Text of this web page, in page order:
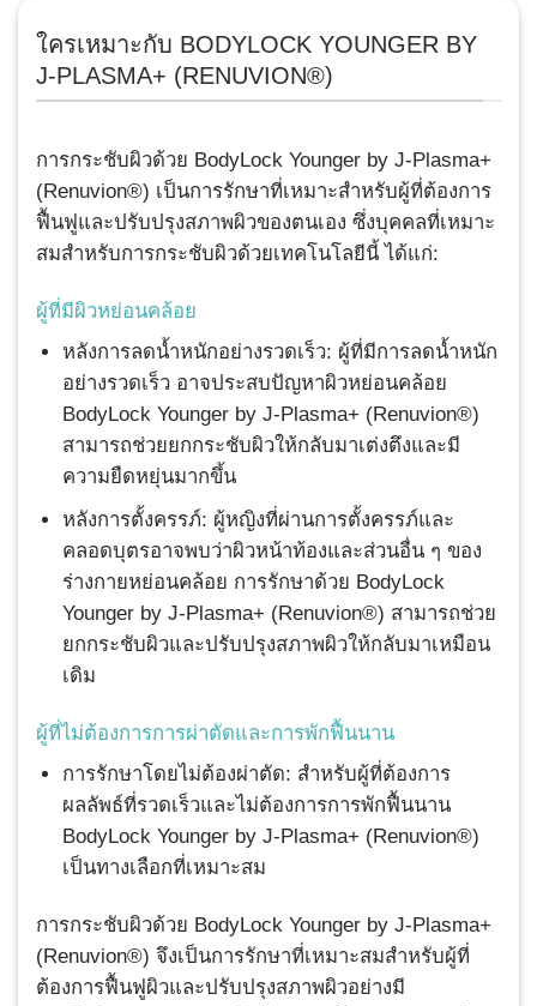
ใครเหมาะกับ BODYLOCK YOUNGER BY
J-PLASMA+ (RENUVION®)
การกระชับผิวด้วย BodyLock Younger by J-Plasma+
(Renuvion®) เป็นการรักษาที่เหมาะสำหรับผู้ที่ต้องการ
ฟื้นฟูและปรับปรุงสภาพผิวของตนเอง ซึ่งบุคคลที่เหมาะ
สมสำหรับการกระชับผิวด้วยเทคโนโลยีนี้ ได้แก่:
ผู้ที่มีผิวหย่อนคล้อย
หลังการลดน้ำหนักอย่างรวดเร็ว: ผู้ที่มีการลดน้ำหนัก
อย่างรวดเร็ว อาจประสบปัญหาผิวหย่อนคล้อย
BodyLock Younger by J-Plasma+ (Renuvion®)
สามารถช่วยยกกระชับผิวให้กลับมาเต่งตึงและมี
ความยืดหยุ่นมากขึ้น
หลังการตั้งครรภ์: ผู้หญิงที่ผ่านการตั้งครรภ์และ
คลอดบุตรอาจพบว่าผิวหน้าท้องและส่วนอื่น ๆ ของ
ร่างกายหย่อนคล้อย การรักษาด้วย BodyLock
Younger by J-Plasma+ (Renuvion®) สามารถช่วย
ยกกระชับผิวและปรับปรุงสภาพผิวให้กลับมาเหมือน
เดิม
ผู้ที่ไม่ต้องการการผ่าตัดและการพักฟื้นนาน
การรักษาโดยไม่ต้องผ่าตัด: สำหรับผู้ที่ต้องการ
ผลลัพธ์ที่รวดเร็วและไม่ต้องการการพักฟื้นนาน
BodyLock Younger by J-Plasma+ (Renuvion®)
เป็นทางเลือกที่เหมาะสม
การกระชับผิวด้วย BodyLock Younger by J-Plasma+
(Renuvion®) จึงเป็นการรักษาที่เหมาะสมสำหรับผู้ที่
ต้องการฟื้นฟูผิวและปรับปรุงสภาพผิวอย่างมี